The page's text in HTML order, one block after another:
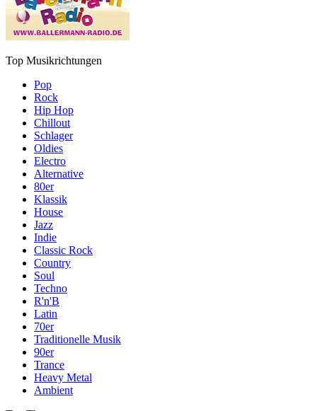
Top Musikrichtungen
Pop
Rock
Hip Hop
Chillout
Schlager
Oldies
Electro
Alternative
80er
Klassik
House
Jazz
Indie
Classic Rock
Country
Soul
Techno
R'n'B
Latin
70er
Traditionelle Musik
90er
Trance
Heavy Metal
Ambient